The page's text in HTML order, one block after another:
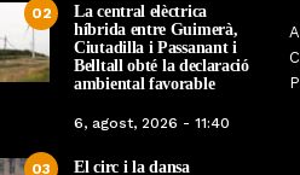
02
La central elèctrica
híbrida entre Guimerà,
Ciutadilla i Passanant i
Belltall obté la declaració
ambiental favorable
6, agost, 2026 - 11:40
03 El circ i la dansa
Tàrrega farà bategar la
amb l’estrena de “Lo
la nova bèstia festiva de
12, maig, 2026 - 09:29